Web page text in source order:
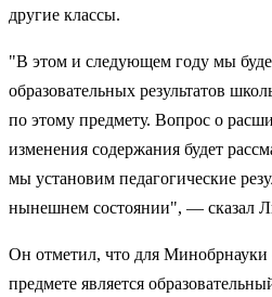
другие классы.
"В этом и следующем году мы
образовательных результатов
по этому предмету. Вопрос о
изменения содержания будет
мы установим педагогические
нынешнем состоянии", — сказал
Он отметил, что для
предмете является